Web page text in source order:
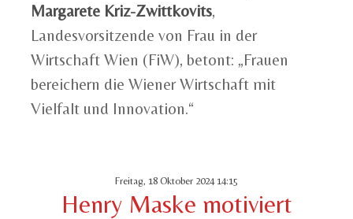
Margarete Kriz-Zwittkovits,
Landesvorsitzende von Frau in der
Wirtschaft Wien (FiW), betont: „Frauen
bereichern die Wiener Wirtschaft mit
Vielfalt und Innovation.“
Freitag, 18 Oktober 2024 14:15
Henry Maske motiviert